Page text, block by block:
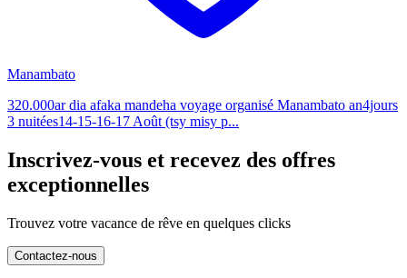
Manambato
320.000ar dia afaka mandeha voyage organisé Manambato an4jours
3 nuitées14-15-16-17 Août (tsy misy p...
Inscrivez-vous et recevez des offres
exceptionnelles
Trouvez votre vacance de rêve en quelques clicks
Contactez-nous